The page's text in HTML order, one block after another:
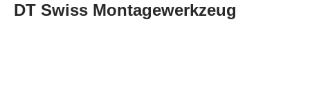
DT Swiss Montagewerkzeug